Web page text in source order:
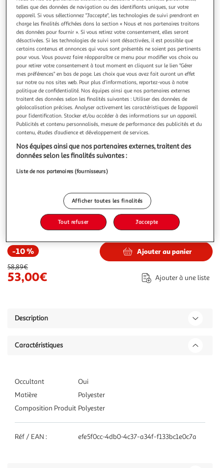
précédente
suivante
TOILINUX
Lot de 2 Rideaux isolants Tim 8 œillets
Avec ce tombé et cette couleur chic, ce lot de 2 rideaux
apportera de l'élégance et du cachet à votre intérieur.
Isolant, ils limiteront l'entrée du froid et constitueront une
barrière à la chaleur.FICHE TECHNIQUE- Lot de 2 Rideaux
isolants.- Détails attaches : 8 œillets.- Gamme Tim.-
Matière : Poly
En savoir +
Vendu parToilinux
Couleur
Gris +2
Taille
Livr. ou retrait dès 5/6 jours
A partir de 7,39€
Plus d'options
Vendu parToilinux 53,00€
-10 %
58,89€
53,00€
Ajouter au panier
Ajouter à une liste
Description
Caractéristiques
Occultant
Oui
Matière
Polyester
Composition Produit Polyester
Réf / EAN : efe5f0cc-4db0-4c37-a34f-f133bc1e0c7a
telles que des données de navigation ou des identifiants uniques, sur votre
appareil. Si vous sélectionnez "J'accepte", les technologies de suivi prendront en
charge les finalités affichées dans la section « Nous et nos partenaires traitons
des données pour fournir ». Si vous retirez votre consentement, elles seront
désactivées. Si les technologies de suivi sont désactivées, il est possible que
certains contenus et annonces qui vous sont présentés ne soient pas pertinents
pour vous. Vous pouvez faire réapparaître ce menu pour modifier vos choix ou
pour retirer votre consentement à tout moment en cliquant sur le lien "Gérer
mes préférences" en bas de page. Les choix que vous avez fait auront un effet
sur notre ou nos sites web. Pour plus d’informations, reportez-vous à notre
politique de confidentialité. Nos équipes ainsi que nos partenaires externes
traitent des données selon les finalités suivantes : Utiliser des données de
géolocalisation précises. Analyser activement les caractéristiques de l’appareil
pour l’identification. Stocker et/ou accéder à des informations sur un appareil.
Publicités et contenu personnalisés, mesure de performance des publicités et du
contenu, études d’audience et développement de services.
Nos équipes ainsi que nos partenaires externes, traitent des
données selon les finalités suivantes :
Liste de nos partenaires (fournisseurs)
Afficher toutes les finalités
Tout refuser J'accepte